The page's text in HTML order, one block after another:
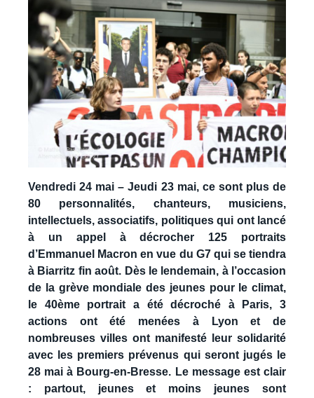
Vendredi 24 mai – Jeudi 23 mai, ce sont plus de
80 personnalités, chanteurs, musiciens,
intellectuels, associatifs, politiques qui ont lancé
à un appel à décrocher 125 portraits
d’Emmanuel Macron en vue du G7 qui se tiendra
à Biarritz fin août. Dès le lendemain, à l’occasion
de la grève mondiale des jeunes pour le climat,
le 40ème portrait a été décroché à Paris, 3
actions ont été menées à Lyon et de
nombreuses villes ont manifesté leur solidarité
avec les premiers prévenus qui seront jugés le
28 mai à Bourg-en-Bresse. Le message est clair
: partout, jeunes et moins jeunes sont